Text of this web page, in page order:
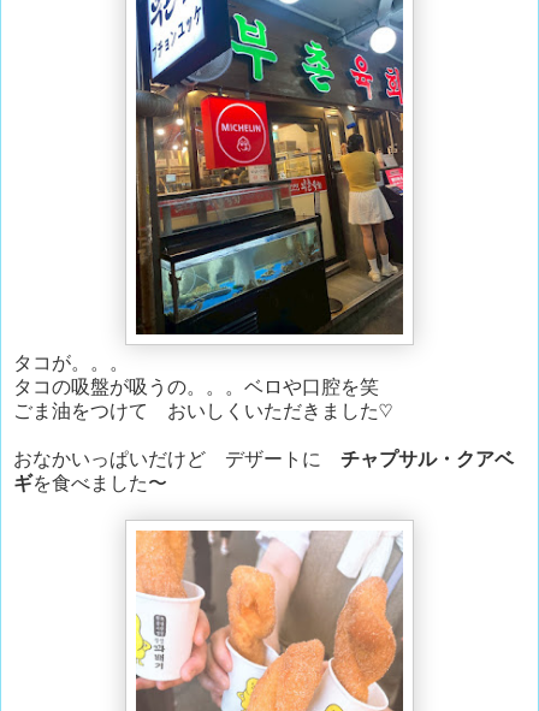
タコが。。。
タコの吸盤が吸うの。。。ベロや口腔を笑
ごま油をつけて おいしくいただきました♡
おなかいっぱいだけど デザートに チャプサル・クアベ
ギを食べました〜